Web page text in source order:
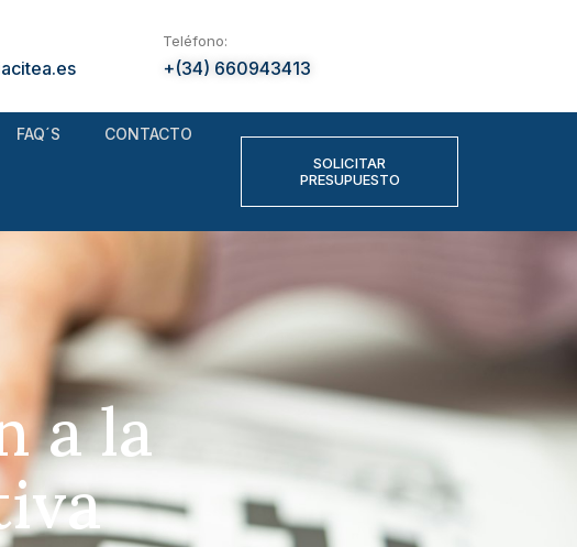
Teléfono:
+(34) 660943413
FAQ´S CONTACTO
SOLICITAR
PRESUPUESTO
a la